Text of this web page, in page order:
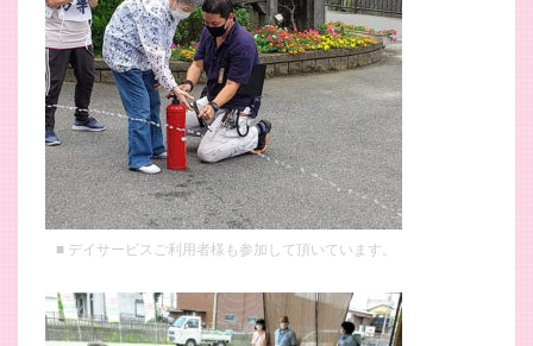
デイサービスご利用者様も参加して頂いています。